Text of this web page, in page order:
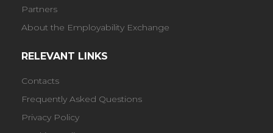
Partners
About the Employability Exchange
RELEVANT LINKS
Contacts
Frequently Asked Questions
Privacy Policy